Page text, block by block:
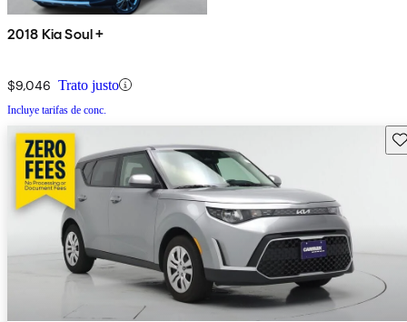
2018 Kia Soul +
$9,046 Trato justo
Incluye tarifas de conc.